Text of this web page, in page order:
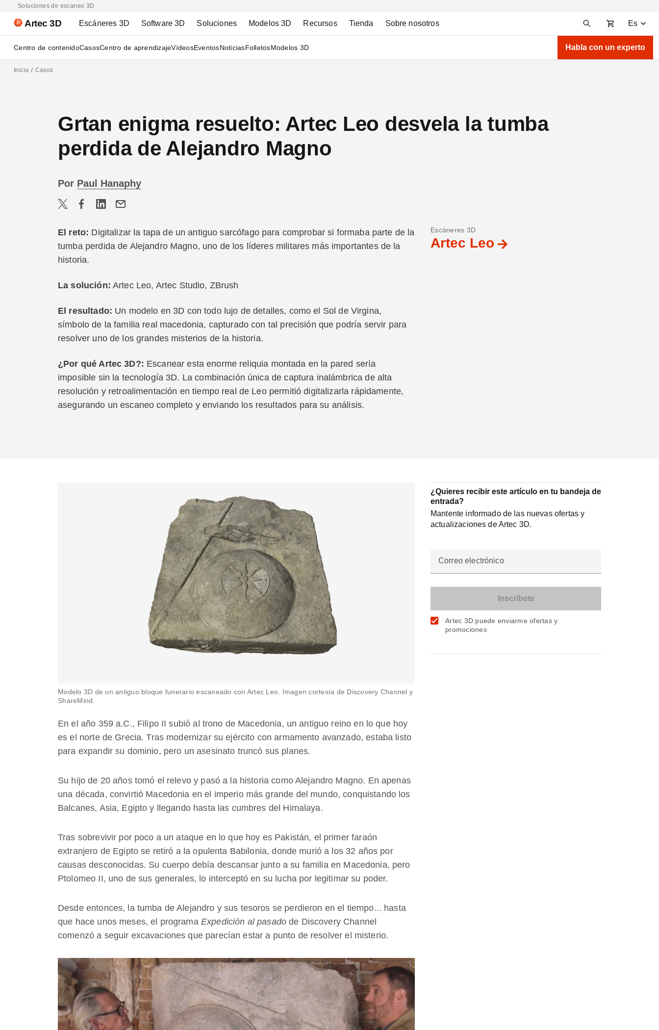
Soluciones de escaneo 3D
Artec 3D Escáneres 3D Software 3D Soluciones Modelos 3D Recursos Tienda Sobre nosotros Es
Centro de contenidoCasosCentro de aprendizajeVídeosEventosNoticiasFolletosModelos 3D Habla con un experto
Inicio Casos
Grtan enigma resuelto: Artec Leo desvela la tumba
perdida de Alejandro Magno
Por Paul Hanaphy
Escáneres 3D
Artec Leo
El reto: Digitalizar la tapa de un antiguo sarcófago para comprobar si formaba parte de la
tumba perdida de Alejandro Magno, uno de los líderes militares más importantes de la
historia.
La solución: Artec Leo, Artec Studio, ZBrush
El resultado: Un modelo en 3D con todo lujo de detalles, como el Sol de Virgina,
símbolo de la familia real macedonia, capturado con tal precisión que podría servir para
resolver uno de los grandes misterios de la historia.
¿Por qué Artec 3D?: Escanear esta enorme reliquia montada en la pared sería
imposible sin la tecnología 3D. La combinación única de captura inalámbrica de alta
resolución y retroalimentación en tiempo real de Leo permitió digitalizarla rápidamente,
asegurando un escaneo completo y enviando los resultados para su análisis.
Modelo 3D de un antiguo bloque funerario escaneado con Artec Leo. Imagen cortesía de Discovery Channel y
ShareMind.
En el año 359 a.C., Filipo II subió al trono de Macedonia, un antiguo reino en lo que hoy
es el norte de Grecia. Tras modernizar su ejército con armamento avanzado, estaba listo
para expandir su dominio, pero un asesinato truncó sus planes.
Su hijo de 20 años tomó el relevo y pasó a la historia como Alejandro Magno. En apenas
una década, convirtió Macedonia en el imperio más grande del mundo, conquistando los
Balcanes, Asia, Egipto y llegando hasta las cumbres del Himalaya.
Tras sobrevivir por poco a un ataque en lo que hoy es Pakistán, el primer faraón
extranjero de Egipto se retiró a la opulenta Babilonia, donde murió a los 32 años por
causas desconocidas. Su cuerpo debía descansar junto a su familia en Macedonia, pero
Ptolomeo II, uno de sus generales, lo interceptó en su lucha por legitimar su poder.
Desde entonces, la tumba de Alejandro y sus tesoros se perdieron en el tiempo... hasta
que hace unos meses, el programa Expedición al pasadode Discovery Channel
comenzó a seguir excavaciones que parecían estar a punto de resolver el misterio.
¿Quieres recibir este artículo en tu bandeja de
entrada?
Mantente informado de las nuevas ofertas y
actualizaciones de Artec 3D.
Correo electrónico
Artec 3D puede enviarme ofertas y
promociones